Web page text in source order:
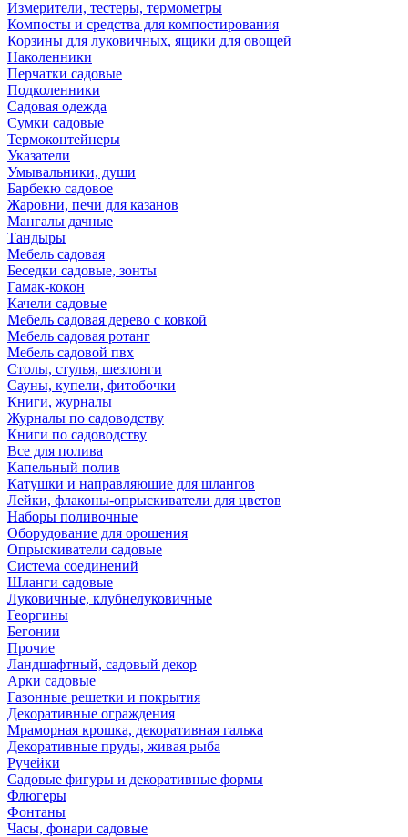
Измерители, тестеры, термометры
Компосты и средства для компостирования
Корзины для луковичных, ящики для овощей
Наколенники
Перчатки садовые
Подколенники
Садовая одежда
Сумки садовые
Термоконтейнеры
Указатели
Умывальники, души
Барбекю садовое
Жаровни, печи для казанов
Мангалы дачные
Тандыры
Мебель садовая
Беседки садовые, зонты
Гамак-кокон
Качели садовые
Мебель садовая дерево с ковкой
Мебель садовая ротанг
Мебель садовой пвх
Столы, стулья, шезлонги
Сауны, купели, фитобочки
Книги, журналы
Журналы по садоводству
Книги по садоводству
Все для полива
Капельный полив
Катушки и направляюшие для шлангов
Лейки, флаконы-опрыскиватели для цветов
Наборы поливочные
Оборудование для орошения
Опрыскиватели садовые
Система соединений
Шланги садовые
Луковичные, клубнелуковичные
Георгины
Бегонии
Прочие
Ландшафтный, садовый декор
Арки садовые
Газонные решетки и покрытия
Декоративные ограждения
Мраморная крошка, декоративная галька
Декоративные пруды, живая рыба
Ручейки
Садовые фигуры и декоративные формы
Флюгеры
Фонтаны
Часы, фонари садовые